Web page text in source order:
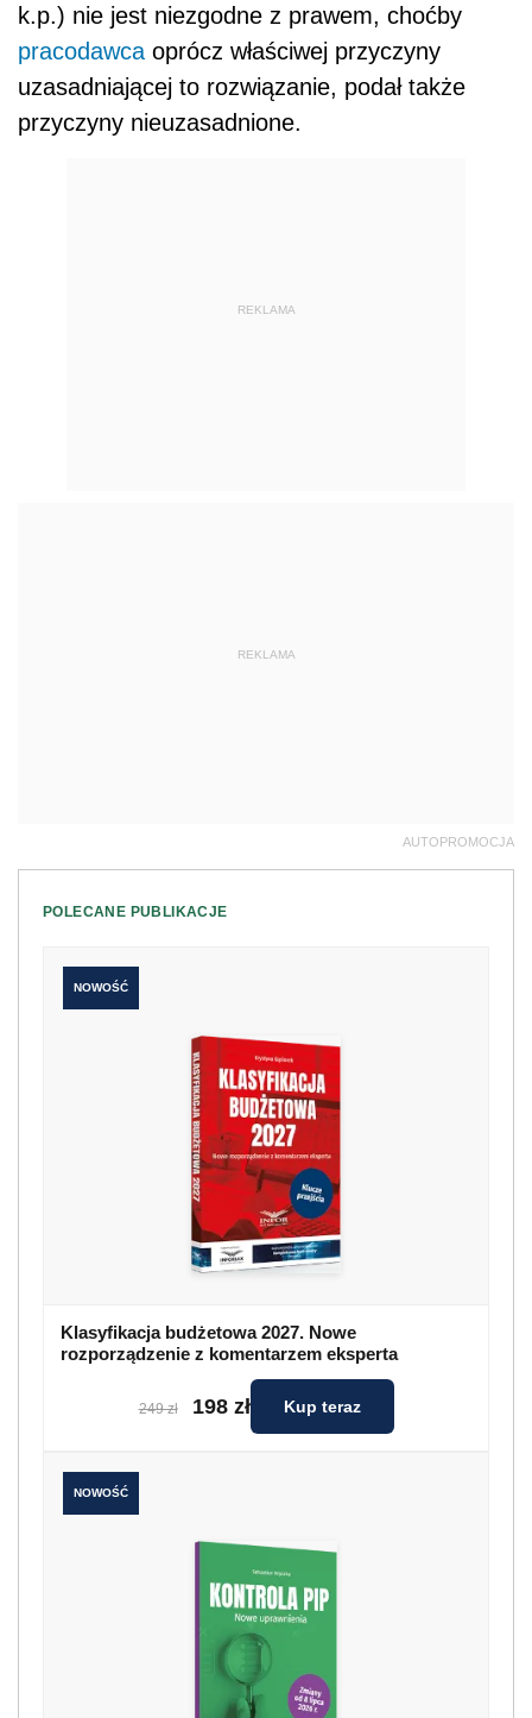
k.p.) nie jest niezgodne z prawem, choćby
pracodawca oprócz właściwej przyczyny
uzasadniającej to rozwiązanie, podał także
przyczyny nieuzasadnione.
REKLAMA
REKLAMA
AUTOPROMOCJA
POLECANE PUBLIKACJE
NOWOŚĆ
Klasyfikacja budżetowa 2027. Nowe
rozporządzenie z komentarzem eksperta
249 zł 198 zł Kup teraz
NOWOŚĆ